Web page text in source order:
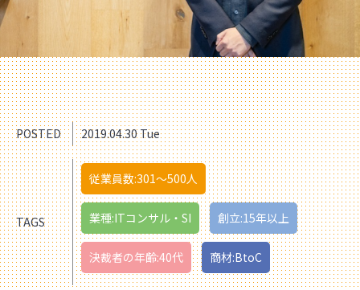
POSTED 2019.04.30 Tue
TAGS
従業員数:301〜500人
業種:ITコンサル・SI 創立:15年以上
決裁者の年齢:40代 商材:BtoC